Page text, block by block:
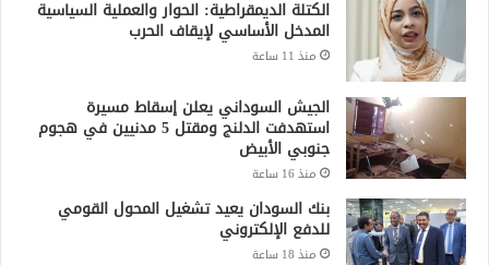
الكتلة الديمقراطية: الحوار والعملية السياسية
المدخل الأساسي لإيقاف الحرب
منذ 11 ساعة
الجيش السوداني يعلن إسقاط مسيرة
استهدفت الدلنج ومقتل 5 مدنيين في هجوم
جنوبي الأبيض
منذ 16 ساعة
بنك السودان يعيد تشغيل المحول القومي
للدفع الإلكتروني
منذ 18 ساعة